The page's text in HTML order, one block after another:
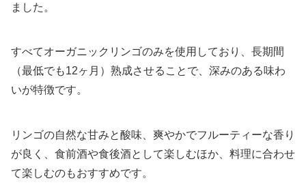
ました。
すべてオーガニックリンゴのみを使用しており、長期間
（最低でも12ヶ月）熟成させることで、深みのある味わ
いが特徴です。
リンゴの自然な甘みと酸味、爽やかでフルーティーな香り
が良く、食前酒や食後酒として楽しむほか、料理に合わせ
て楽しむのもおすすめです。